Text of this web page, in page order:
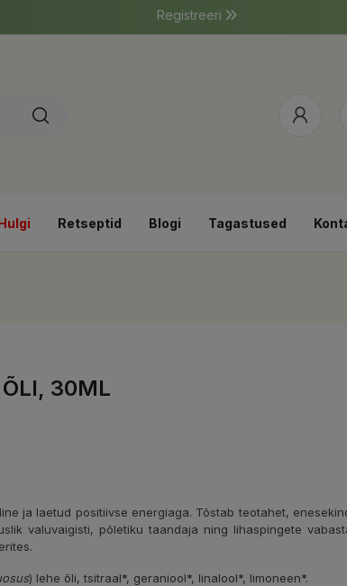
Registreeri
Retseptid Blogi Tagastused
ÕLI, 30ML
ja laetud positiivse energiaga. Tõstab teotahet,
valuvaigisti, põletiku taandaja ning lihaspingete
) lehe õli, tsitraal*, geraniool*, linalool*, limoneen*.